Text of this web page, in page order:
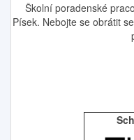
Školní poradenské
Písek. Nebojte se obrátit